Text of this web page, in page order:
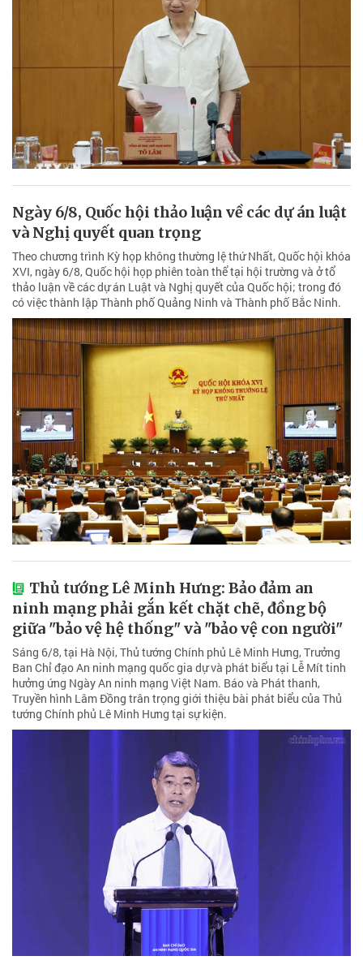
Ngày 6/8, Quốc hội thảo luận về các dự án luật
và Nghị quyết quan trọng
Theo chương trình Kỳ họp không thường lệ thứ Nhất, Quốc hội khóa
XVI, ngày 6/8, Quốc hội họp phiên toàn thể tại hội trường và ở tổ
thảo luận về các dự án Luật và Nghị quyết của Quốc hội; trong đó
có việc thành lập Thành phố Quảng Ninh và Thành phố Bắc Ninh.
Thủ tướng Lê Minh Hưng: Bảo đảm an
ninh mạng phải gắn kết chặt chẽ, đồng bộ
giữa "bảo vệ hệ thống" và "bảo vệ con người"
Sáng 6/8, tại Hà Nội, Thủ tướng Chính phủ Lê Minh Hưng, Trưởng
Ban Chỉ đạo An ninh mạng quốc gia dự và phát biểu tại Lễ Mít tinh
hưởng ứng Ngày An ninh mạng Việt Nam. Báo và Phát thanh,
Truyền hình Lâm Đồng trân trọng giới thiệu bài phát biểu của Thủ
tướng Chính phủ Lê Minh Hưng tại sự kiện.